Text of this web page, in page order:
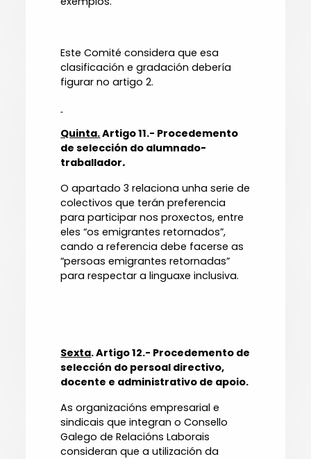
Este Comité considera que esa
clasificación e gradación debería
figurar no artigo 2.
Quinta.Artigo 11.- Procedemento
de selección do alumnado-
traballador.
O apartado 3 relaciona unha serie de
colectivos que terán preferencia
para participar nos proxectos, entre
eles “os emigrantes retornados”,
cando a referencia debe facerse as
“persoas emigrantes retornadas”
para respectar a linguaxe inclusiva.
Sexta. Artigo 12.- Procedemento de
selección do persoal directivo,
docente e administrativo de apoio.
As organizacións empresarial e
sindicais que integran o Consello
Galego de Relacións Laborais
consideran que a utilización da